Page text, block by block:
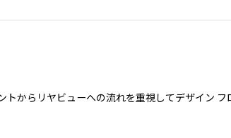
からリヤビューへの流れを重視してデザイン